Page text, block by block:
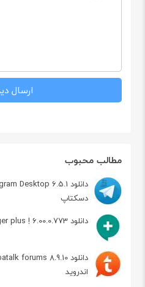
مطالب محبوب
دسکتاپ
دانلود messenger plus ! 6.00.0.773 مسنجر مایکروسافت
اندروید